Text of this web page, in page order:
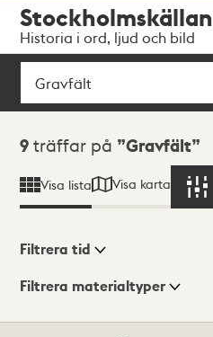
navigationen
huvudinnehållet
Stockholmskällan
Historia i ord, ljud och bild
Sök
Sökresultat
9 träffar på Gravfält
Visa lista Visa karta
Visningsläge
Filtrera tid
Filtrera materialtyper